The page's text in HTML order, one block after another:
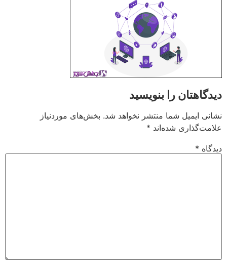
دیدگاهتان را بنویسید
نشانی ایمیل شما منتشر نخواهد شد. بخش‌های موردنیاز
علامت‌گذاری شده‌اند *
دیدگاه *